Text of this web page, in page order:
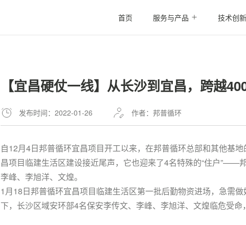
首页 服务与产品 技术创新
【宜昌硬仗一线】从长沙到宜昌，跨越
发布时间：2022-01-26 作者：邦普循环
自12月4日邦普循环宜昌项目开工以来，在邦普循环总部和其他基
昌项目临建生活区建设接近尾声，它也迎来了4名特殊的“住户”——
李峰、李旭洋、文煌。
1月18日邦普循环宜昌项目临建生活区第一批后勤物资进场，急需
下，长沙区域安环部4名保安李传文、李峰、李旭洋、文煌临危受命